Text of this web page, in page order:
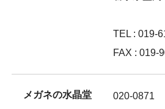
TEL : 019-
FAX : 019-
メガネの水晶堂
020-0871